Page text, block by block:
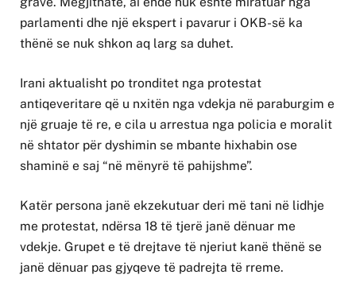
parlamenti dhe një ekspert i pavarur i OKB-së ka
thënë se nuk shkon aq larg sa duhet.
Irani aktualisht po tronditet nga protestat
antiqeveritare që u nxitën nga vdekja në paraburgim e
një gruaje të re, e cila u arrestua nga policia e moralit
në shtator për dyshimin se mbante hixhabin ose
shaminë e saj “në mënyrë të pahijshme”.
Katër persona janë ekzekutuar deri më tani në lidhje
me protestat, ndërsa 18 të tjerë janë dënuar me
vdekje. Grupet e të drejtave të njeriut kanë thënë se
janë dënuar pas gjyqeve të padrejta të rreme.